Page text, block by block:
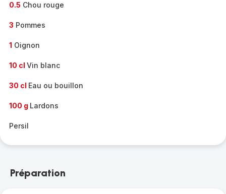
0.5 Chou rouge
3 Pommes
1 Oignon
10 cl Vin blanc
30 cl Eau ou bouillon
100 g Lardons
Persil
Préparation